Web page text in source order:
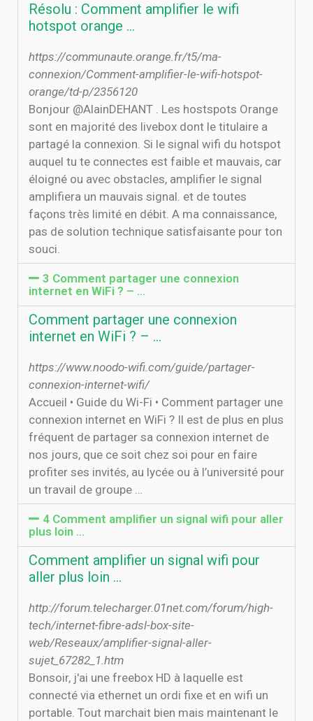
Résolu : Comment amplifier le wifi
hotspot orange ...
https://communaute.orange.fr/t5/ma-
connexion/Comment-amplifier-le-wifi-hotspot-
orange/td-p/2356120
Bonjour @AlainDEHANT . Les hostspots Orange
sont en majorité des livebox dont le titulaire a
partagé la connexion. Si le signal wifi du hotspot
auquel tu te connectes est faible et mauvais, car
éloigné ou avec obstacles, amplifier le signal
amplifiera un mauvais signal. et de toutes
façons très limité en débit. A ma connaissance,
pas de solution technique satisfaisante pour ton
souci.
3 Comment partager une connexion
internet en WiFi ? – …
Comment partager une connexion
internet en WiFi ? – …
https://www.noodo-wifi.com/guide/partager-
connexion-internet-wifi/
Accueil • Guide du Wi-Fi • Comment partager une
connexion internet en WiFi ? Il est de plus en plus
fréquent de partager sa connexion internet de
nos jours, que ce soit chez soi pour en faire
profiter ses invités, au lycée ou à l’université pour
un travail de groupe …
4 Comment amplifier un signal wifi pour aller
plus loin ...
Comment amplifier un signal wifi pour
aller plus loin ...
http://forum.telecharger.01net.com/forum/high-
tech/internet-fibre-adsl-box-site-
web/Reseaux/amplifier-signal-aller-
sujet_67282_1.htm
Bonsoir, j'ai une freebox HD à laquelle est
connecté via ethernet un ordi fixe et en wifi un
portable. Tout marchait bien mais maintenant le